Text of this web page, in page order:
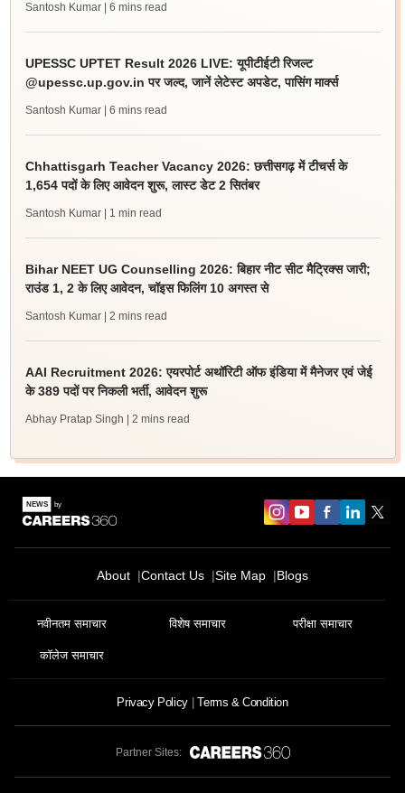
Santosh Kumar | 6 mins read
UPESSC UPTET Result 2026 LIVE: यूपीटीईटी रिजल्ट
@upessc.up.gov.in पर जल्द, जानें लेटेस्ट अपडेट, पासिंग मार्क्स
Santosh Kumar | 6 mins read
Chhattisgarh Teacher Vacancy 2026: छत्तीसगढ़ में टीचर्स के
1,654 पदों के लिए आवेदन शुरू, लास्ट डेट 2 सितंबर
Santosh Kumar | 1 min read
Bihar NEET UG Counselling 2026: बिहार नीट सीट मैट्रिक्स जारी;
राउंड 1, 2 के लिए आवेदन, चॉइस फिलिंग 10 अगस्त से
Santosh Kumar | 2 mins read
AAI Recruitment 2026: एयरपोर्ट अथॉरिटी ऑफ इंडिया में मैनेजर एवं जेई
के 389 पदों पर निकली भर्ती, आवेदन शुरू
Abhay Pratap Singh | 2 mins read
About Contact Us Site Map Blogs
नवीनतम समाचार विशेष समाचार परीक्षा समाचार
कॉलेज समाचार
Privacy Policy Terms & Condition
Partner Sites: